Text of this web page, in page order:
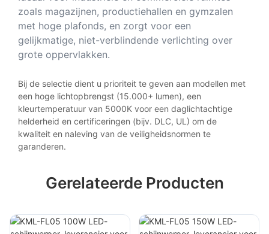
zoals magazijnen, productiehallen en gymzalen
met hoge plafonds, en zorgt voor een
gelijkmatige, niet-verblindende verlichting over
grote oppervlakken.
Bij de selectie dient u prioriteit te geven aan modellen met
een hoge lichtopbrengst (15.000+ lumen), een
kleurtemperatuur van 5000K voor een daglichtachtige
helderheid en certificeringen (bijv. DLC, UL) om de
kwaliteit en naleving van de veiligheidsnormen te
garanderen.
Gerelateerde Producten